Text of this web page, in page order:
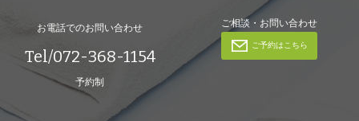
お電話でのお問い合わせ
Tel/072-368-1154
予約制
ご相談・お問い合わせ
ご予約はこちら